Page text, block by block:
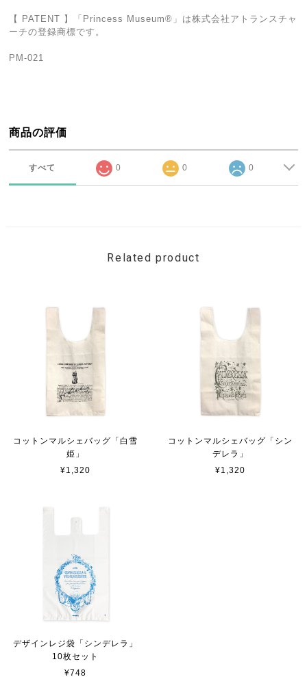
【 PATENT 】「Princess Museum®︎」は株式会社アトランスチャ
ーチの登録商標です。
PM-021
商品の評価
すべて 0 0 0
Related product
コットンマルシェバッグ「白雪
姫」
¥1,320
コットンマルシェバッグ「シン
デレラ」
¥1,320
デザインレジ袋「シンデレラ」
10枚セット
¥748